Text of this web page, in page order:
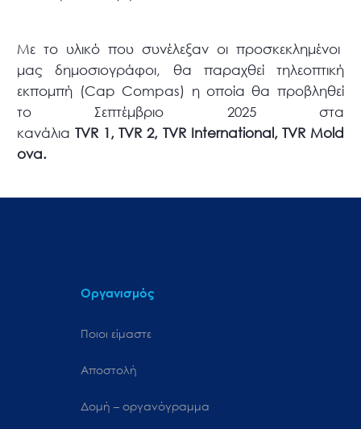
Με το υλικό που συνέλεξαν οι προσκεκλημένοι
μας δημοσιογράφοι, θα παραχθεί τηλεοπτική
εκπομπή (Cap Compas) η οποία θα προβληθεί
το Σεπτέμβριο 2025 στα
κανάλια TVR1,TVR 2, TVR International,TVR Mold
ova.
Οργανισμός
Ποιοι είμαστε
Αποστολή
Δομή – οργανόγραμμα